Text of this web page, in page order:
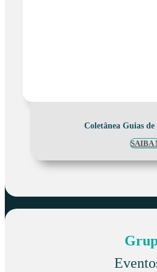
Coletânea Guias
SAIBA